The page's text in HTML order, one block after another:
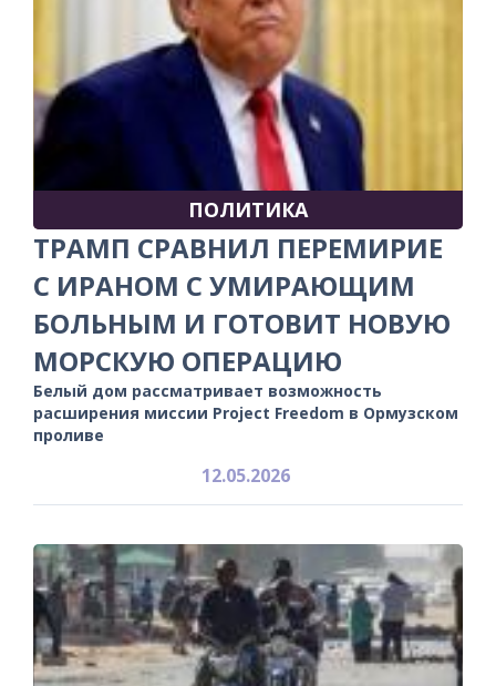
ПОЛИТИКА
ТРАМП СРАВНИЛ ПЕРЕМИРИЕ
С ИРАНОМ С УМИРАЮЩИМ
БОЛЬНЫМ И ГОТОВИТ НОВУЮ
МОРСКУЮ ОПЕРАЦИЮ
Белый дом рассматривает возможность
расширения миссии Project Freedom в Ормузском
проливе
12.05.2026